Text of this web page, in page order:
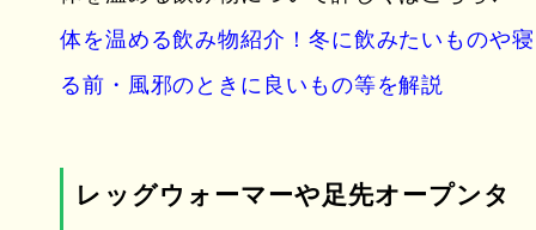
体を温める飲み物紹介！冬に飲みたいものや寝
る前・風邪のときに良いもの等を解説
レッグウォーマーや足先オープンタ